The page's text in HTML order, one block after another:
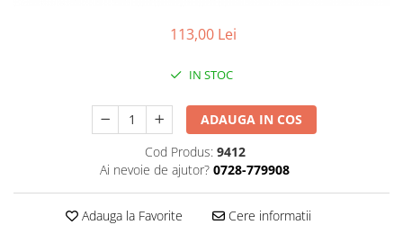
113,00 Lei
IN STOC
ADAUGA IN COS
Cod Produs: 9412
Ai nevoie de ajutor? 0728-779908
Adauga la Favorite Cere informatii